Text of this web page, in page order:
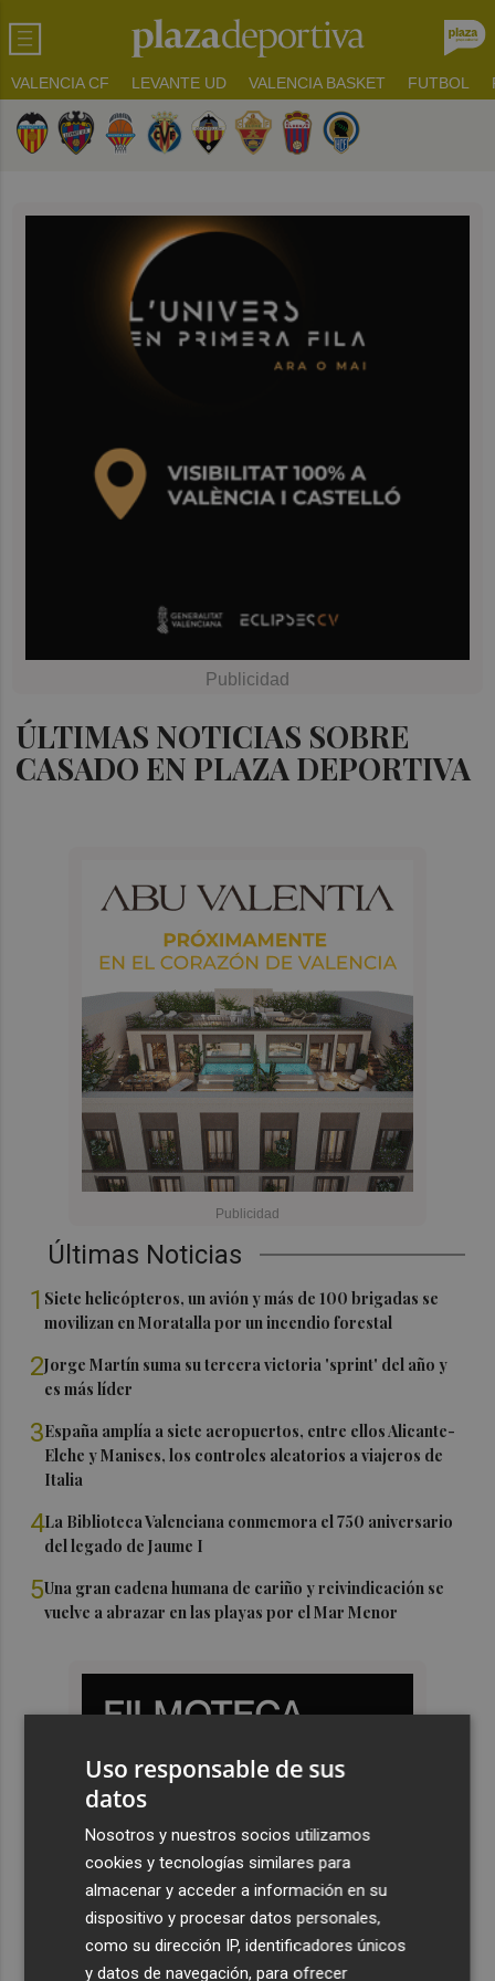
VALENCIA CF LEVANTE UD VALENCIA BASKET FUTBOL
ÚLTIMAS NOTICIAS SOBRE
CASADO EN PLAZA DEPORTIVA
Últimas Noticias
1 Siete helicópteros, un avión y más de 100 brigadas se
movilizan en Moratalla por un incendio forestal
2Jorge Martín suma su tercera victoria 'sprint' del año y
es más líder
3España amplía a siete aeropuertos, entre ellos Alicante-
Elche y Manises, los controles aleatorios a viajeros de
Italia
4La Biblioteca Valenciana conmemora el 750 aniversario
del legado de Jaume I
5Una gran cadena humana de cariño y reivindicación se
vuelve a abrazar en las playas por el Mar Menor
Uso responsable de sus
datos
Nosotros y nuestros socios utilizamos
cookies y tecnologías similares para
almacenar y acceder a información en su
dispositivo y procesar datos personales,
como su dirección IP, identificadores únicos
y datos de navegación, para ofrecer